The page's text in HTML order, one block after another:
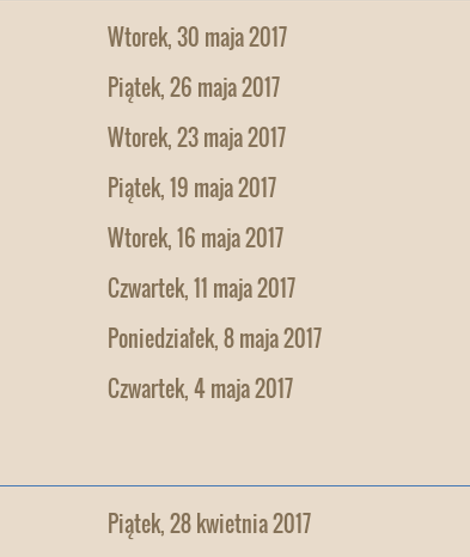
Wtorek, 30 maja 2017
Piątek, 26 maja 2017
Wtorek, 23 maja 2017
Piątek, 19 maja 2017
Wtorek, 16 maja 2017
Czwartek, 11 maja 2017
Poniedziałek, 8 maja 2017
Czwartek, 4 maja 2017
Piątek, 28 kwietnia 2017